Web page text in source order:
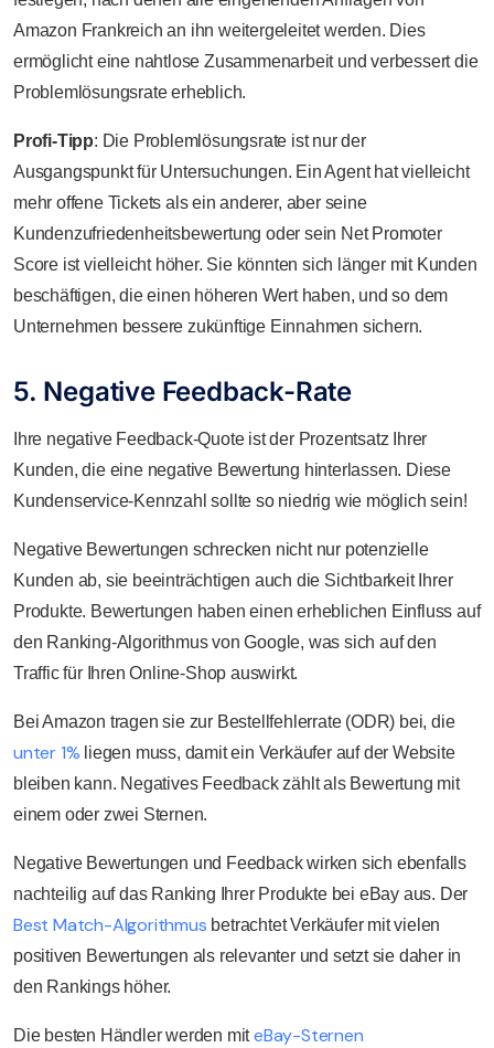
Amazon Frankreich an ihn weitergeleitet werden. Dies
ermöglicht eine nahtlose Zusammenarbeit und verbessert die
Problemlösungsrate erheblich.
Profi-Tipp: Die Problemlösungsrate ist nur der
Ausgangspunkt für Untersuchungen. Ein Agent hat vielleicht
mehr offene Tickets als ein anderer, aber seine
Kundenzufriedenheitsbewertung oder sein Net Promoter
Score ist vielleicht höher. Sie könnten sich länger mit Kunden
beschäftigen, die einen höheren Wert haben, und so dem
Unternehmen bessere zukünftige Einnahmen sichern.
5. Negative Feedback-Rate
Ihre negative Feedback-Quote ist der Prozentsatz Ihrer
Kunden, die eine negative Bewertung hinterlassen. Diese
Kundenservice-Kennzahl sollte so niedrig wie möglich sein!
Negative Bewertungen schrecken nicht nur potenzielle
Kunden ab, sie beeinträchtigen auch die Sichtbarkeit Ihrer
Produkte. Bewertungen haben einen erheblichen Einfluss auf
den Ranking-Algorithmus von Google, was sich auf den
Traffic für Ihren Online-Shop auswirkt.
Bei Amazon tragen sie zur Bestellfehlerrate (ODR) bei, die
unter 1% liegen muss, damit ein Verkäufer auf der Website
bleiben kann. Negatives Feedback zählt als Bewertung mit
einem oder zwei Sternen.
Negative Bewertungen und Feedback wirken sich ebenfalls
nachteilig auf das Ranking Ihrer Produkte bei eBay aus. Der
Best Match-Algorithmus betrachtet Verkäufer mit vielen
positiven Bewertungen als relevanter und setzt sie daher in
den Rankings höher.
Die besten Händler werden miteBay-Sternen